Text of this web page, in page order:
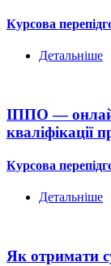
Курсова
Детальніше
ІППО —
кваліфікації
Курсова
Детальніше
Як отримати